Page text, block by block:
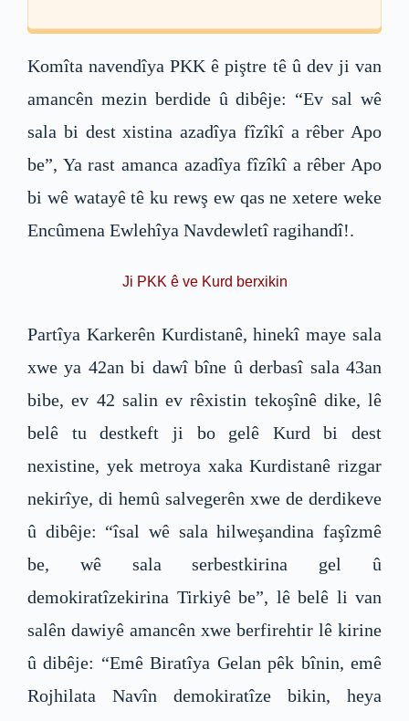
Komîta navendîya PKK ê piştre tê û dev ji van
amancên mezin berdide û dibêje: “Ev sal wê
sala bi dest xistina azadîya fîzîkî a rêber Apo
be”, Ya rast amanca azadîya fîzîkî a rêber Apo
bi wê watayê tê ku rewş ew qas ne xetere weke
Encûmena Ewlehîya Navdewletî ragihandî!.
Ji PKK ê ve Kurd berxikin
Partîya Karkerên Kurdistanê, hinekî maye sala
xwe ya 42an bi dawî bîne û derbasî sala 43an
bibe, ev 42 salin ev rêxistin tekoşînê dike, lê
belê tu destkeft ji bo gelê Kurd bi dest
nexistine, yek metroya xaka Kurdistanê rizgar
nekirîye, di hemû salvegerên xwe de derdikeve
û dibêje: “îsal wê sala hilweşandina faşîzmê
be, wê sala serbestkirina gel û
demokiratîzekirina Tirkiyê be”, lê belê li van
salên dawiyê amancên xwe berfirehtir lê kirine
û dibêje: “Emê Biratîya Gelan pêk bînin, emê
Rojhilata Navîn demokiratîze bikin, heya